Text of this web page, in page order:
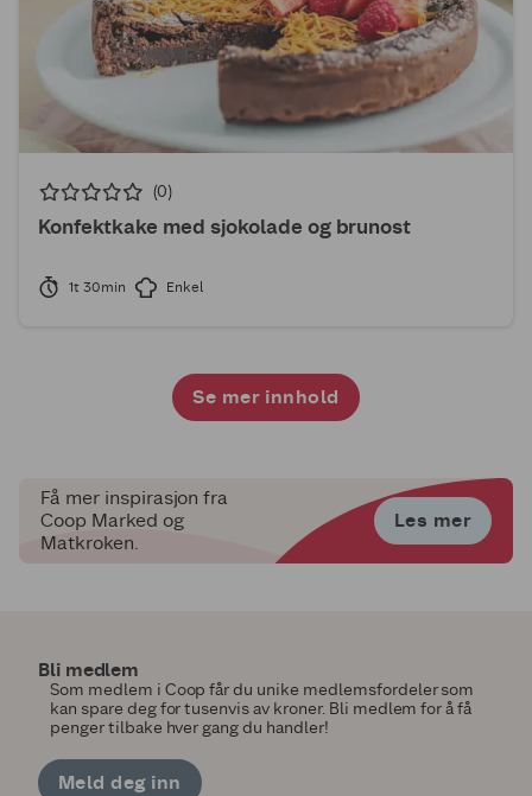
(0)
Konfektkake med sjokolade og brunost
1t 30min Enkel
Se mer innhold
Få mer inspirasjon fra
Coop Marked og
Matkroken.
Les mer
Bli medlem
Som medlem i Coop får du unike medlemsfordeler som
kan spare deg for tusenvis av kroner. Bli medlem for å få
penger tilbake hver gang du handler!
Meld deg inn